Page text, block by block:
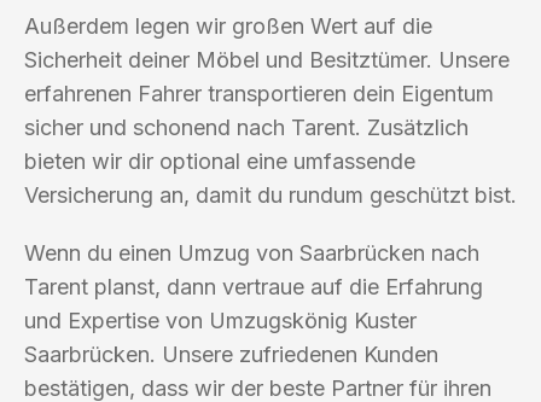
Außerdem legen wir großen Wert auf die
Sicherheit deiner Möbel und Besitztümer. Unsere
erfahrenen Fahrer transportieren dein Eigentum
sicher und schonend nach Tarent. Zusätzlich
bieten wir dir optional eine umfassende
Versicherung an, damit du rundum geschützt bist.
Wenn du einen Umzug von Saarbrücken nach
Tarent planst, dann vertraue auf die Erfahrung
und Expertise von Umzugskönig Kuster
Saarbrücken. Unsere zufriedenen Kunden
bestätigen, dass wir der beste Partner für ihren